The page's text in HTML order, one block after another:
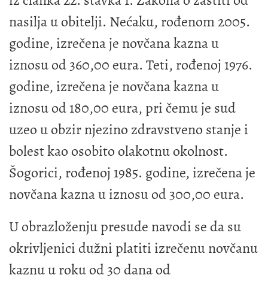
nasilja u obitelji. Nećaku, rođenom 2005.
godine, izrečena je novčana kazna u
iznosu od 360,00 eura. Teti, rođenoj 1976.
godine, izrečena je novčana kazna u
iznosu od 180,00 eura, pri čemu je sud
uzeo u obzir njezino zdravstveno stanje i
bolest kao osobito olakotnu okolnost.
Šogorici, rođenoj 1985. godine, izrečena je
novčana kazna u iznosu od 300,00 eura.
U obrazloženju presude navodi se da su
okrivljenici dužni platiti izrečenu novčanu
kaznu u roku od 30 dana od